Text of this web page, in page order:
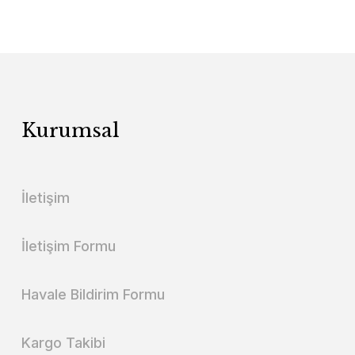
Kurumsal
İletişim
İletişim Formu
Havale Bildirim Formu
Kargo Takibi